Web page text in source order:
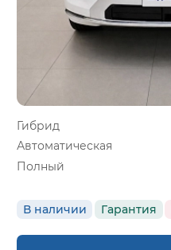
Гибрид
Автоматическая
Полный
В наличии Гарантия